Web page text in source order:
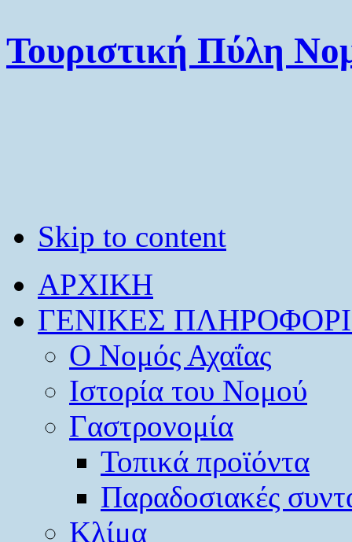
Τουριστική Πύλη
Skip to content
ΑΡΧΙΚΗ
ΓΕΝΙΚΕΣ
O Νομός Αχαΐας
Ιστορία του Νομού
Γαστρονομία
Τοπικά προϊόντα
Παραδοσιακές
Κλίμα